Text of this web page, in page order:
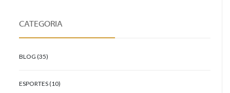
CATEGORIA
BLOG (35)
ESPORTES (10)